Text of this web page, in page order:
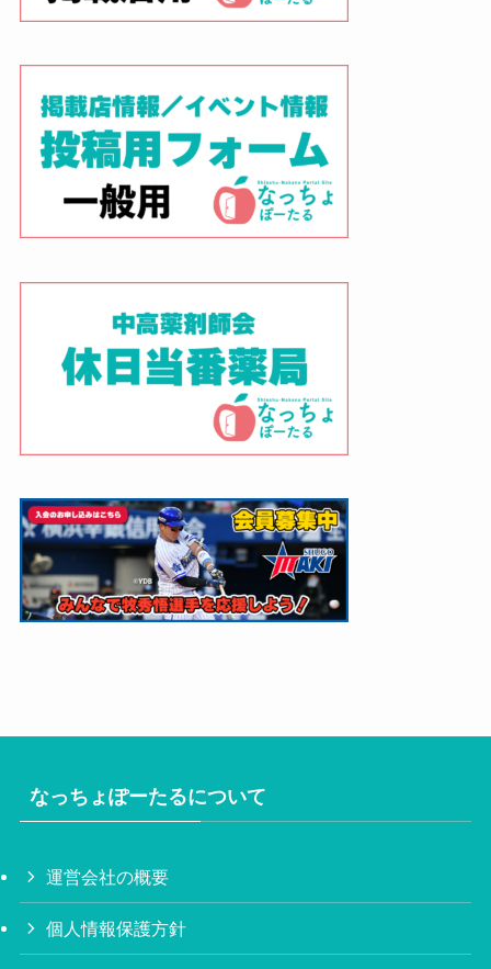
なっちょぽーたるについて
運営会社の概要
個人情報保護方針